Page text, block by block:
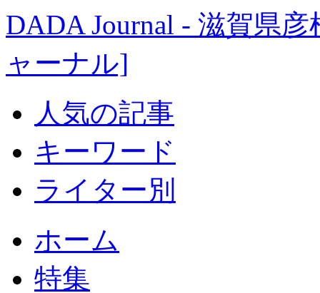
DADA Journal - 滋賀県
ャーナル]
人気の記事
キーワード
ライター別
ホーム
特集